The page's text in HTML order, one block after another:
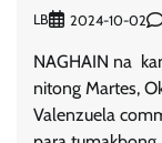
LB 2024-10-02
NAGHAIN na
nitong Martes,
Valenzuela